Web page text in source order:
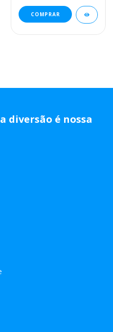
resistente ao desgaste
pode ser armazenada
COMPRAR
diversão é nossa